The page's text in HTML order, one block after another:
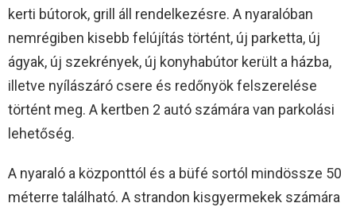
kerti bútorok, grill áll rendelkezésre. A nyaralóban
nemrégiben kisebb felújítás történt, új parketta, új
ágyak, új szekrények, új konyhabútor került a házba,
illetve nyílászáró csere és redőnyök felszerelése
történt meg. A kertben 2 autó számára van parkolási
lehetőség.
A nyaraló a központtól és a büfé sortól mindössze 50
méterre található. A strandon kisgyermekek számára